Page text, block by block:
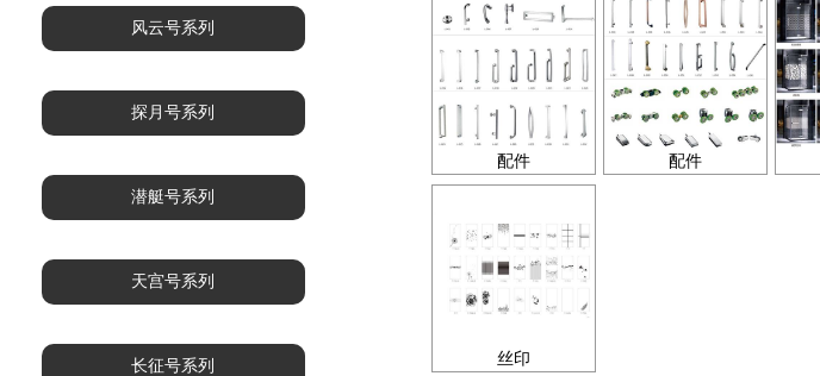
风云号系列
探月号系列
潜艇号系列
天宫号系列
长征号系列
配件 配件
丝印